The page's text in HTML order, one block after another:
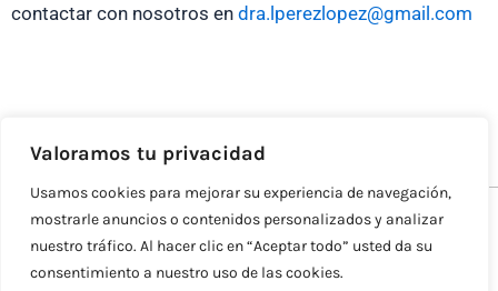
Valoramos tu privacidad
Usamos cookies para mejorar su experiencia de navegación,
mostrarle anuncios o contenidos personalizados y analizar
nuestro tráfico. Al hacer clic en “Aceptar todo” usted da su
consentimiento a nuestro uso de las cookies.
contactar con nosotros en dra.lperezlopez@gmail.com
Copyright © 2026 Psicóloga Barcelona
Política de cookies